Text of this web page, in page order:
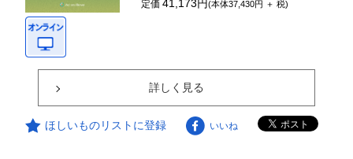
定価41,173円(本体37,430円 ＋ 税)
詳しく見る
ほしいものリストに登録 いいね